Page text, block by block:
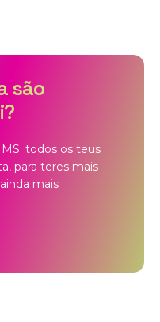
são
todos os teus
para teres mais
mais